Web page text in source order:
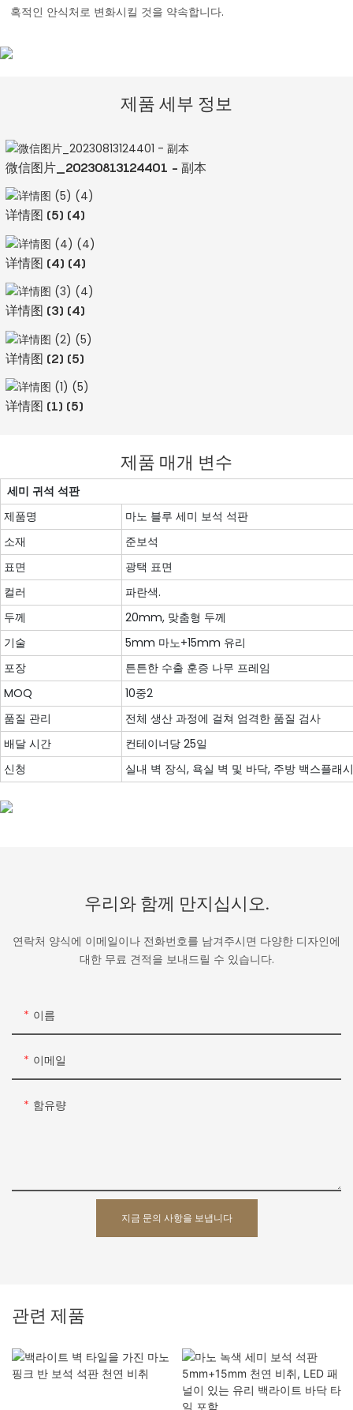
혹적인 안식처로 변화시킬 것을 약속합니다.
제품 세부 정보
微信图片_20230813124401 - 副本
详情图 (5) (4)
详情图 (4) (4)
详情图 (3) (4)
详情图 (2) (5)
详情图 (1) (5)
제품 매개 변수
세미 귀석 석판
제품명
마노 블루 세미 보석 석판
소재
준보석
표면
광택 표면
컬러
파란색.
두께
20mm, 맞춤형 두께
기술
5mm 마노+15mm 유리
포장
튼튼한 수출 훈증 나무 프레임
MOQ
10중2
품질 관리
전체 생산 과정에 걸쳐 엄격한 품질 검사
배달 시간
컨테이너당 25일
신청
실내 벽 장식, 욕실 벽 및 바닥, 주방 백스플래
우리와 함께 만지십시오.
연락처 양식에 이메일이나 전화번호를 남겨주시면 다양한 디자인에
대한 무료 견적을 보내드릴 수 있습니다.
이름
이메일
함유량
지금 문의 사항을 보냅니다
관련 제품